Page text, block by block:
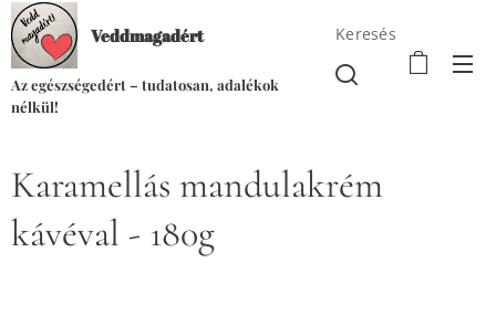
Veddmagadért
Az egészségedért – tudatosan, adalékok
nélkül!
Keresés
Karamellás mandulakrém
kávéval - 180g